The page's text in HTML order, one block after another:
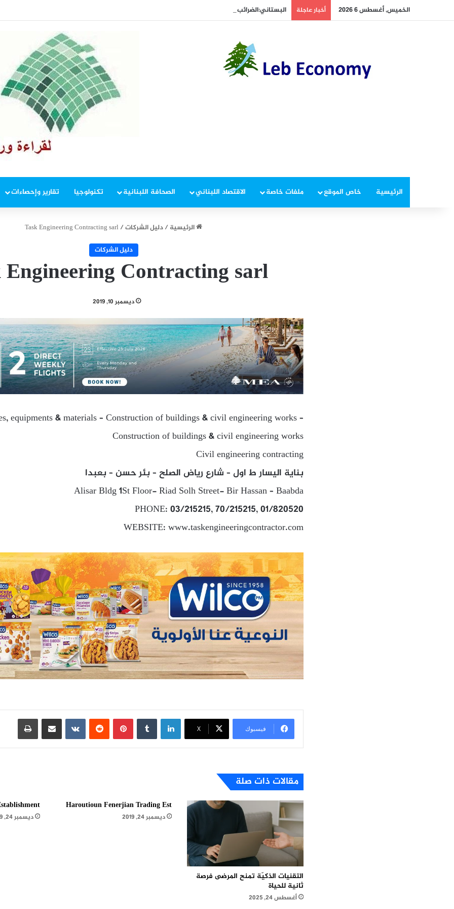
الخميس, أغسطس 6 2026 أخبار عاجلة البستاني:الضرائب الجديدة تعرقل التعافي الاقتصادي وتناقض مبدأ الشراكة
الرئيسية خاص الموقع ملفات خاصة الاقتصاد اللبناني الصحافة اللبنانية تكنولوجيا تقارير وإحصاءات
الرئيسية/دليل الشركات/
Task Engineering Contracting sarl
دليل الشركات
Engineering Contracting sarl
ديسمبر 10, 2019
equipments & materials – Construction of buildings & civil engineering works –
Construction of buildings & civil engineering works
Civil engineering contracting
بناية اليسار ط اول – شارع رياض الصلح – بئر حسن – بعبدا
Alisar Bldg 1St Floor- Riad Solh Street- Bir Hassan – Baabda
PHONE: 03/215215, 70/215215, 01/820520
WEBSITE: www.taskengineeringcontractor.com
فيسبوك X
لينكدإن بينتيريست مشاركة عبر البريد طباعة
مقالات ذات صلة
التقنيات الذكيّة تمنح المرضى فرصة
ثانية للحياة
أغسطس 24, 2025
Haroutioun Fenerjian Trading Est
ديسمبر 24, 2019 ديسمبر 24, 2019